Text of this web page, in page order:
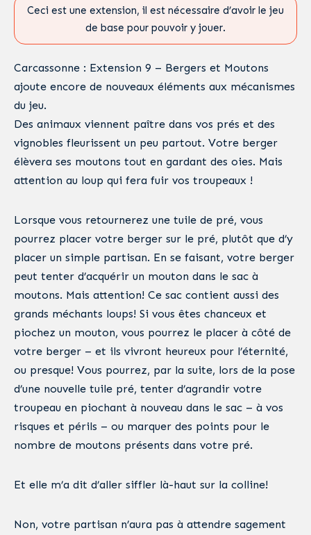
Ceci est une extension, il est nécessaire d’avoir le jeu
de base pour pouvoir y jouer.
Carcassonne : Extension 9 – Bergers et Moutons
ajoute encore de nouveaux éléments aux mécanismes
du jeu.
Des animaux viennent paître dans vos prés et des
vignobles fleurissent un peu partout. Votre berger
élèvera ses moutons tout en gardant des oies. Mais
attention au loup qui fera fuir vos troupeaux !
Lorsque vous retournerez une tuile de pré, vous
pourrez placer votre berger sur le pré, plutôt que d’y
placer un simple partisan. En se faisant, votre berger
peut tenter d’acquérir un mouton dans le sac à
moutons. Mais attention! Ce sac contient aussi des
grands méchants loups! Si vous êtes chanceux et
piochez un mouton, vous pourrez le placer à côté de
votre berger – et ils vivront heureux pour l’éternité,
ou presque! Vous pourrez, par la suite, lors de la pose
d’une nouvelle tuile pré, tenter d’agrandir votre
troupeau en piochant à nouveau dans le sac – à vos
risques et périls – ou marquer des points pour le
nombre de moutons présents dans votre pré.
Et elle m’a dit d’aller siffler là-haut sur la colline!
Non, votre partisan n’aura pas à attendre sagement